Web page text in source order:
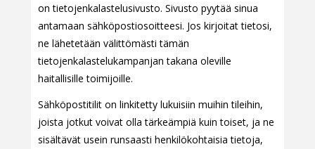
on tietojenkalastelusivusto. Sivusto pyytää sinua
antamaan sähköpostiosoitteesi. Jos kirjoitat tietosi,
ne lähetetään välittömästi tämän
tietojenkalastelukampanjan takana oleville
haitallisille toimijoille.
Sähköpostitilit on linkitetty lukuisiin muihin tileihin,
joista jotkut voivat olla tärkeämpiä kuin toiset, ja ne
sisältävät usein runsaasti henkilökohtaisia tietoja,